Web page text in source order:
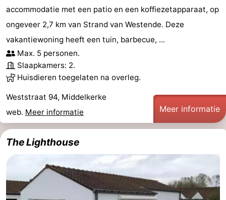
accommodatie met een patio en een koffiezetapparaat, op
ongeveer 2,7 km van Strand van Westende. Deze
vakantiewoning heeft een tuin, barbecue, ...
Max. 5 personen.
Slaapkamers: 2.
Huisdieren toegelaten na overleg.
Weststraat 94, Middelkerke
web. Meer informatie Meer informatie
The Lighthouse